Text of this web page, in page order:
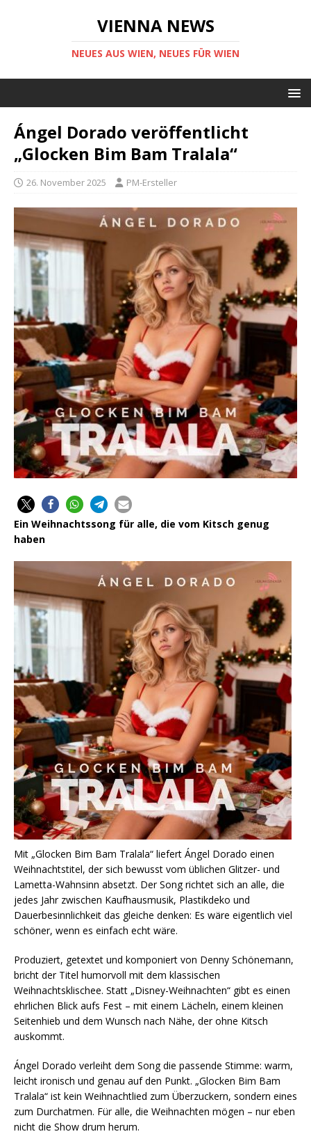
VIENNA NEWS
NEUES AUS WIEN, NEUES FÜR WIEN
Ángel Dorado veröffentlicht
„Glocken Bim Bam Tralala“
26. November 2025 PM-Ersteller
Ein Weihnachtssong für alle, die vom Kitsch genug
haben
Mit „Glocken Bim Bam Tralala“ liefert Ángel Dorado einen
Weihnachtstitel, der sich bewusst vom üblichen Glitzer- und
Lametta-Wahnsinn absetzt. Der Song richtet sich an alle, die
jedes Jahr zwischen Kaufhausmusik, Plastikdeko und
Dauerbesinnlichkeit das gleiche denken: Es wäre eigentlich viel
schöner, wenn es einfach echt wäre.
Produziert, getextet und komponiert von Denny Schönemann,
bricht der Titel humorvoll mit dem klassischen
Weihnachtsklischee. Statt „Disney-Weihnachten“ gibt es einen
ehrlichen Blick aufs Fest – mit einem Lächeln, einem kleinen
Seitenhieb und dem Wunsch nach Nähe, der ohne Kitsch
auskommt.
Ángel Dorado verleiht dem Song die passende Stimme: warm,
leicht ironisch und genau auf den Punkt. „Glocken Bim Bam
Tralala“ ist kein Weihnachtlied zum Überzuckern, sondern eines
zum Durchatmen. Für alle, die Weihnachten mögen – nur eben
nicht die Show drum herum.